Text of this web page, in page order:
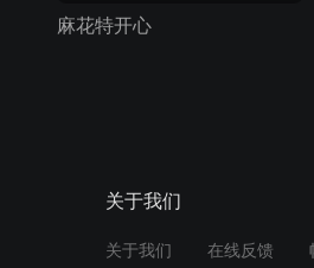
麻花特开心
关于我们
关于我们 在线反馈